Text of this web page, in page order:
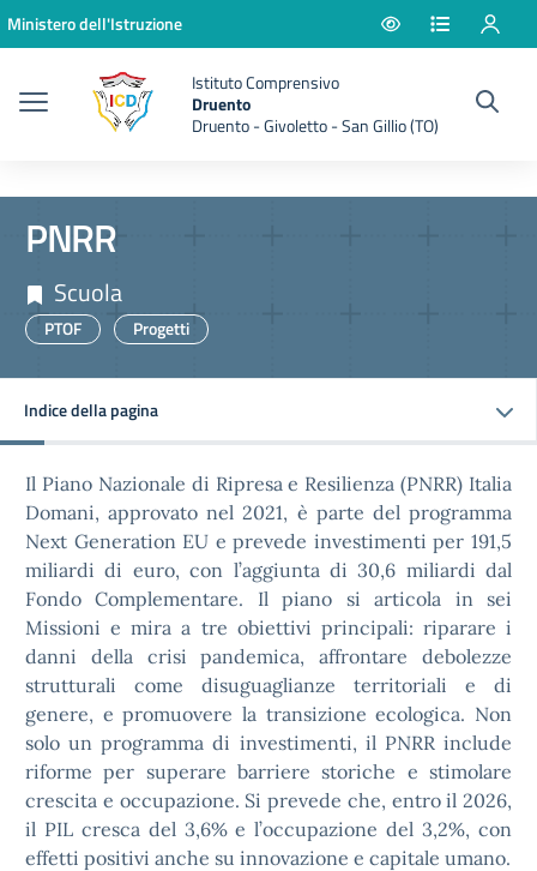
Vai ai contenuti
Vai al menu di navigazione
Vai al footer
Ministero dell'Istruzione
Istituto Comprensivo
Druento
Druento - Givoletto - San Gillio (TO)
PNRR
Scuola
PTOF Progetti
Indice della pagina
Il Piano Nazionale di Ripresa e Resilienza (PNRR) Italia
Domani, approvato nel 2021, è parte del programma
Next Generation EU e prevede investimenti per 191,5
miliardi di euro, con l’aggiunta di 30,6 miliardi dal
Fondo Complementare. Il piano si articola in sei
Missioni e mira a tre obiettivi principali: riparare i
danni della crisi pandemica, affrontare debolezze
strutturali come disuguaglianze territoriali e di
genere, e promuovere la transizione ecologica. Non
solo un programma di investimenti, il PNRR include
riforme per superare barriere storiche e stimolare
crescita e occupazione. Si prevede che, entro il 2026,
il PIL cresca del 3,6% e l’occupazione del 3,2%, con
effetti positivi anche su innovazione e capitale umano.